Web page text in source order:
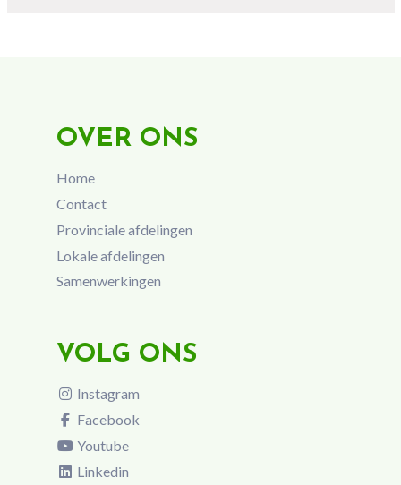
OVER ONS
Home
Contact
Provinciale afdelingen
Lokale afdelingen
Samenwerkingen
VOLG ONS
Instagram
Facebook
Youtube
Linkedin